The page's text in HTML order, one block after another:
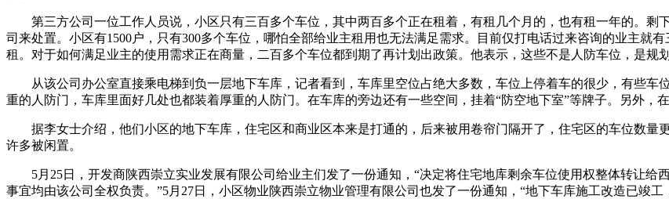
第三方公司一位工作人员说，小区只有三百多个车位，其中两百多个正在租着，有租几个月的，也有租一年的。
司来处置。小区有1500户，只有300多个车位，哪怕全部给业主租用也无法满足需求。目前仅打电话过来咨询的业主就
租。对于如何满足业主的使用需求正在商量，二百多个车位都到期了再计划出政策。他表示，这些不是人防车位，是规
从该公司办公室直接乘电梯到负一层地下车库，记者看到，车库里空位占绝大多数，车位上停着车的很少，有些
重的人防门，车库里面好几处也都装着厚重的人防门。在车库的旁边还有一些空间，挂着“防空地下室”等牌子。另外，
据李女士介绍，他们小区的地下车库，住宅区和商业区本来是打通的，后来被用卷帘门隔开了，住宅区的车位数
许多被闲置。
5月25日，开发商陕西崇立实业发展有限公司给业主们发了一份通知，“决定将住宅地库剩余车位使用权整体转让
事宜均由该公司全权负责。”5月27日，小区物业陕西崇立物业管理有限公司也发了一份通知，“地下车库施工改造已竣